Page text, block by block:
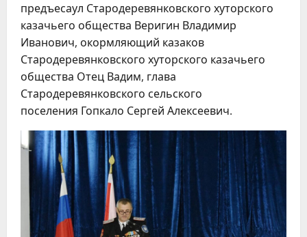
предъесаул Стародеревянковского хуторского
казачьего общества Веригин Владимир
Иванович, окормляющий казаков
Стародеревянковского хуторского казачьего
общества Отец Вадим, глава
Стародеревянковского сельского
поселения Гопкало Сергей Алексеевич.